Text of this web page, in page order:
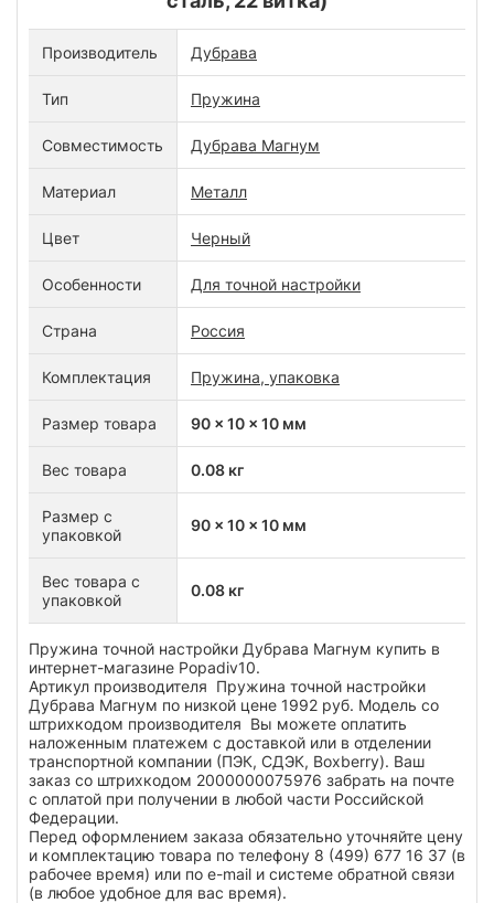
Производитель Дубрава
Тип Пружина
Совместимость Дубрава Магнум
Материал Металл
Цвет Черный
Особенности Для точной настройки
Страна Россия
Комплектация Пружина, упаковка
Размер товара 90 x 10 x 10 мм
Вес товара 0.08 кг
Размер с
упаковкой
90 x 10 x 10 мм
Вес товара с
упаковкой
0.08 кг
Пружина точной настройки Дубрава Магнум купить в
интернет-магазине Popadiv10.
Артикул производителя Пружина точной настройки
Дубрава Магнум по низкой цене 1992 руб. Модель со
штрихкодом производителя Вы можете оплатить
наложенным платежем с доставкой или в отделении
транспортной компании (ПЭК, СДЭК, Boxberry). Ваш
заказ со штрихкодом 2000000075976 забрать на почте
с оплатой при получении в любой части Российской
Федерации.
Перед оформлением заказа обязательно уточняйте цену
и комплектацию товара по телефону 8 (499) 677 16 37 (в
рабочее время) или по e-mail и системе обратной связи
(в любое удобное для вас время).